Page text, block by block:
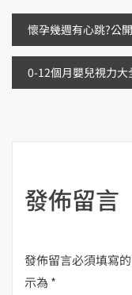
文
章
懷孕幾週有心跳?公
0-12個月嬰兒視力
發佈留言
發佈留言必須填寫
示為 *